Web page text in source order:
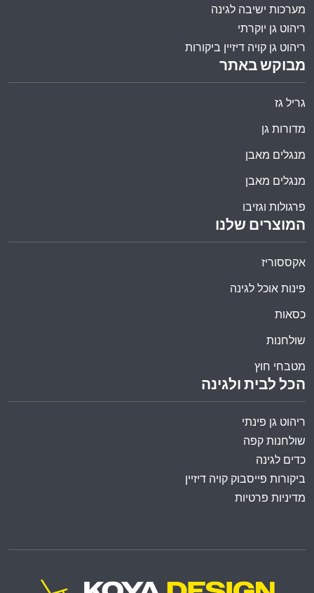
הכל לבית ולגינה
ריהוט גן פינתי
שולחנות קפה
כדים לגינה
ביקורות פייסבוק קויה דיזיין
מדיניות פרטיות
המוצרים שלנו
אקססוריז
פינות אוכל לגינה
כסאות
שולחנות
מטבחי חוץ
מבוקש באתר
גריל גז
מדורות גן
מנגלים מאבן
מנגלים מאבן
פרגולות וגזיבו
מערכות ישיבה לגינה
ריהוט גן יוקרתי
ריהוט גן קויה דיזיין ביקורות